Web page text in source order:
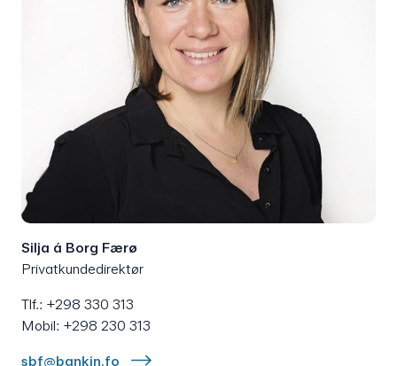
Silja á Borg Færø
Privatkundedirektør
Tlf.: +298 330 313
Mobil: +298 230 313
sbf@bankin.fo